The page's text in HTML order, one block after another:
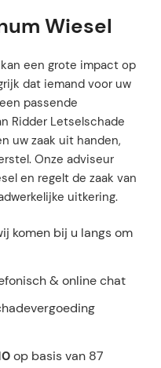
Wiesel
een grote impact op
dat iemand voor uw
passende
Ridder Letselschade
uw zaak uit handen,
Onze adviseur
en regelt de zaak van
uitkering.
komen bij u langs om
& online chat
op basis van 87